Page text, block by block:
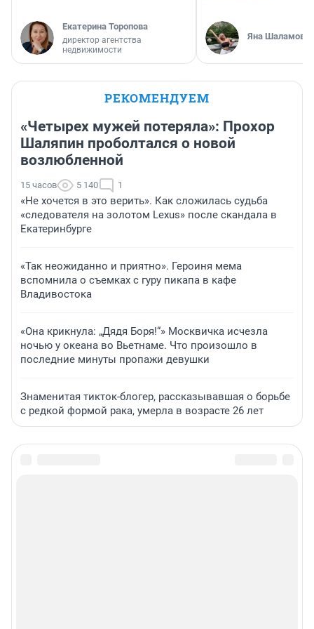
Екатерина Торопова
директор агентства
недвижимости
Яна Шаламова
РЕКОМЕНДУЕМ
«Четырех мужей потеряла»: Прохор
Шаляпин проболтался о новой
возлюбленной
15 часов 5 140 1
«Не хочется в это верить». Как сложилась судьба
«следователя на золотом Lexus» после скандала в
Екатеринбурге
«Так неожиданно и приятно». Героиня мема
вспомнила о съемках с гуру пикапа в кафе
Владивостока
«Она крикнула: „Дядя Боря!“» Москвичка исчезла
ночью у океана во Вьетнаме. Что произошло в
последние минуты пропажи девушки
Знаменитая тикток-блогер, рассказывавшая о борьбе
с редкой формой рака, умерла в возрасте 26 лет